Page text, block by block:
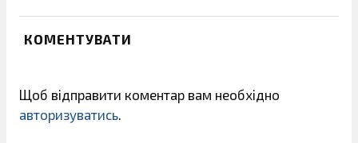
КОМЕНТУВАТИ
Щоб відправити коментар вам необхідно
авторизуватись